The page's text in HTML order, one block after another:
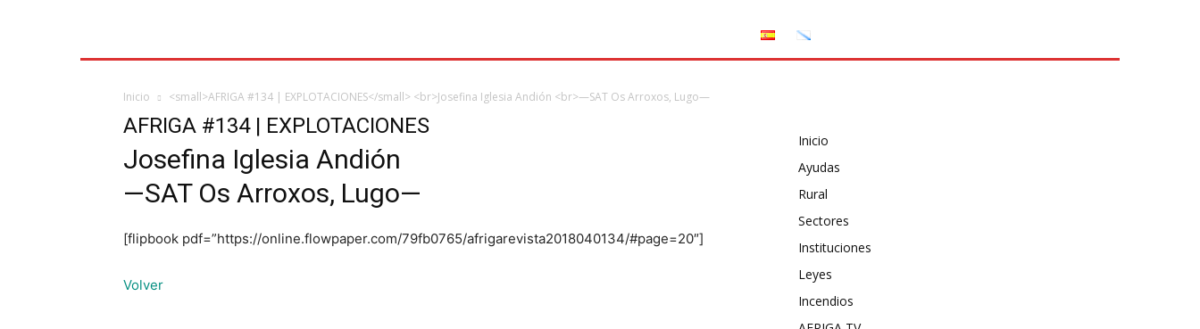
Inicio <small>AFRIGA #134 | EXPLOTACIONES</small> <br>Josefina Iglesia Andión <br>—SAT Os Arroxos, Lugo—
AFRIGA #134 | EXPLOTACIONES
Josefina Iglesia Andión
—SAT Os Arroxos, Lugo—
[flipbook pdf=”https://online.flowpaper.com/79fb0765/afrigarevista2018040134/#page=20″]
Volver
Inicio
Ayudas
Rural
Sectores
Instituciones
Leyes
Incendios